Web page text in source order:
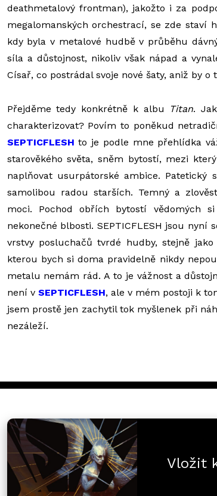
deathmetalový frontman), jakožto i za
megalomanských orchestrací, se zde staví
kdy byla v metalové hudbě v průběhu
síla a důstojnost, nikoliv však nápad a
Císař, co postrádal svoje nové šaty, aniž by o
Přejděme tedy konkrétně k albu Titan.
charakterizovat? Povím to poněkud
SEPTICFLESH to je podle mne přehlídka
starověkého světa, sněm bytostí, mezi
naplňovat usurpátorské ambice. Patetický
samolibou radou starších. Temný a
moci. Pochod obřích bytostí vědomých
nekonečné blbosti. SEPTICFLESH jsou
vrstvy posluchačů tvrdé hudby, stejně
kterou bych si doma pravidelně nikdy
metalu nemám rád. A to je vážnost a
není v SEPTICFLESH, ale v mém postoji k
jsem prostě jen zachytil tok myšlenek při
nezáleží.
Vložit